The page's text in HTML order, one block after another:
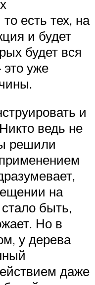
есть тех, на
и будет
будет вся
уже
и
ведь не
решили
на
быть,
Но в
у дерева
даже